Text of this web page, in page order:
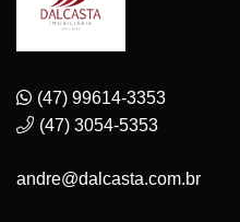
(47) 99614-3353
(47) 3054-5353
andre@dalcasta.com.br